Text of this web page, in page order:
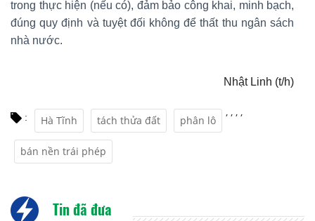
trong thực hiện (nếu có), đảm bảo công khai, minh bạch,
đúng quy định và tuyệt đối không để thất thu ngân sách
nhà nước.
Nhật Linh (t/h)
: Hà Tĩnh
,
tách thửa đất
,
phân lô
,
bán nền trái phép
,
Tin đã đưa